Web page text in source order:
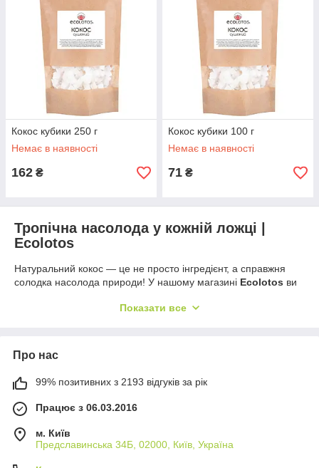
Кокос кубики 250 г
Немає в наявності
162 ₴
Кокос кубики 100 г
Немає в наявності
71 ₴
Тропічна насолода у кожній ложці |
Ecolotos
Натуральний кокос — це не просто інгредієнт, а справжня
солодка насолода природи! У нашому магазині Ecolotos ви
підходять для приготування десертів, випічки, смузі або для
консервантів
мінерали та здорові жири, що підтримують енергію та гарне
Додайте трохи тропічного настрою у свої страви!
кокос у вигляді стружки чи кубиків
Україні і створюйте смачні та корисні десерти кожного дня.
Показати все
Про нас
99% позитивних з 2193 відгуків за рік
Працює з 06.03.2016
м. Київ
Предславинська 34Б, 02000, Київ, Україна